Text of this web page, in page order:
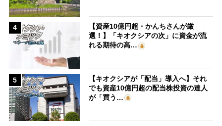
4
【資産10億円超・かんちさんが厳
選！】「キオクシアの次」に資金が流
れる期待の高…
5
【キオクシアが「配当」導入へ】それ
でも資産10億円超の配当株投資の達人
が「買う…